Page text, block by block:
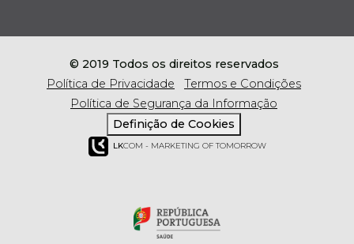
© 2019 Todos os direitos reservados
Política de Privacidade
Termos e Condições
Política de Segurança da Informação
Definição de Cookies
LKCOM - MARKETING OF TOMORROW